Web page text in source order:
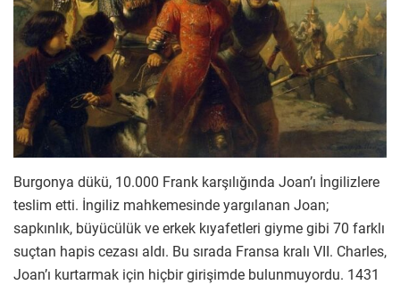
Burgonya dükü, 10.000 Frank karşılığında Joan’ı İngilizlere
teslim etti. İngiliz mahkemesinde yargılanan Joan;
sapkınlık, büyücülük ve erkek kıyafetleri giyme gibi 70 farklı
suçtan hapis cezası aldı. Bu sırada Fransa kralı VII. Charles,
Joan’ı kurtarmak için hiçbir girişimde bulunmuyordu. 1431